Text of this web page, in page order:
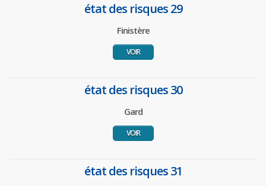
état des risques 29
Finistère
VOIR
état des risques 30
Gard
VOIR
état des risques 31